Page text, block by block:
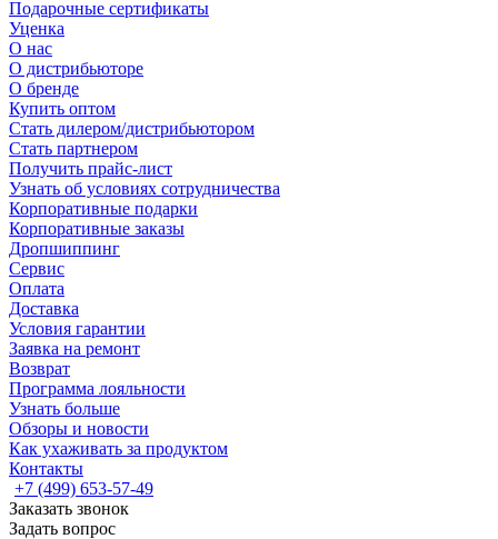
Подарочные сертификаты
Уценка
О нас
О дистрибьюторе
О бренде
Купить оптом
Стать дилером/дистрибьютором
Стать партнером
Получить прайс-лист
Узнать об условиях сотрудничества
Корпоративные подарки
Корпоративные заказы
Дропшиппинг
Сервис
Оплата
Доставка
Условия гарантии
Заявка на ремонт
Возврат
Программа лояльности
Узнать больше
Обзоры и новости
Как ухаживать за продуктом
Контакты
+7 (499) 653-57-49
Заказать звонок
Задать вопрос